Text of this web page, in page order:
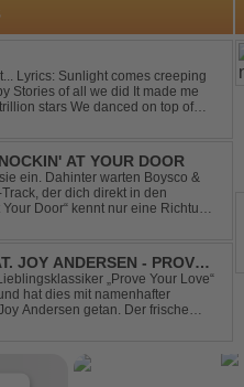
AT YOUR DOOR
ein. Dahinter warten Boysco &
der dich direkt in den
Door“ kennt nur eine Richtung:
JOY ANDERSEN - PROVE
„Prove Your Love“
hat dies mit namenhafter
Andersen getan. Der frische